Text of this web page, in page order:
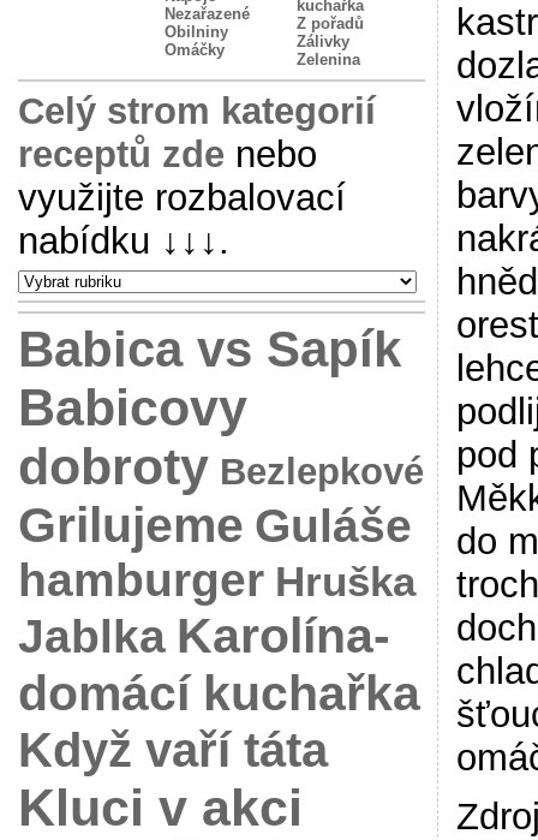
Nezařazené
Obilniny
Omáčky
kuchařka
Z pořadů
Zálivky
Zelenina
Celý strom kategorií
receptů zde nebo
využijte rozbalovací
nabídku ↓↓↓.
Babica vs Sapík
Babicovy
dobroty Bezlepkové
Grilujeme Guláše
hamburger Hruška
Jablka Karolína-
domácí kuchařka
Když vaří táta
Kluci v akci
pod
do